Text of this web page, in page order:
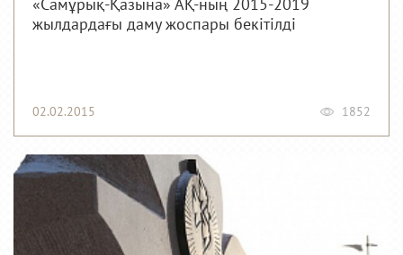
«Самұрық-Қазына» АҚ-ның 2015-2019
жылдардағы даму жоспары бекітілді
02.02.2015 1852